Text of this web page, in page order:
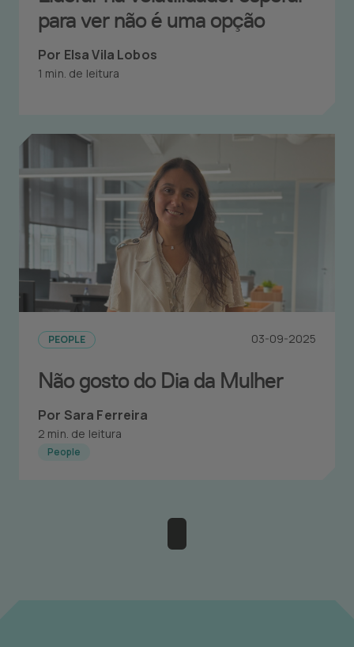
para ver não é uma opção
Por Elsa Vila Lobos
1 min. de leitura
Não gosto do Dia da Mulher
PEOPLE 03-09-2025
Por Sara Ferreira
2 min. de leitura
People